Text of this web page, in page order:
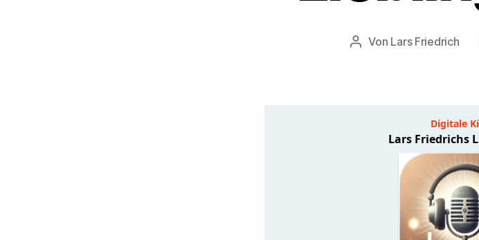
Beitragsautor
Von Lars Friedrich